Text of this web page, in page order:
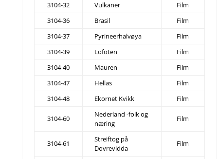
3104-32
Vulkaner
Film
3104-36
Brasil
Film
3104-37
Pyrineerhalvøya
Film
3104-39
Lofoten
Film
3104-40
Mauren
Film
3104-47
Hellas
Film
3104-48
Ekornet Kvikk Film
3104-60
Nederland -folk og
næring
Film
3104-61
Streiftog på
Dovrevidda
Film